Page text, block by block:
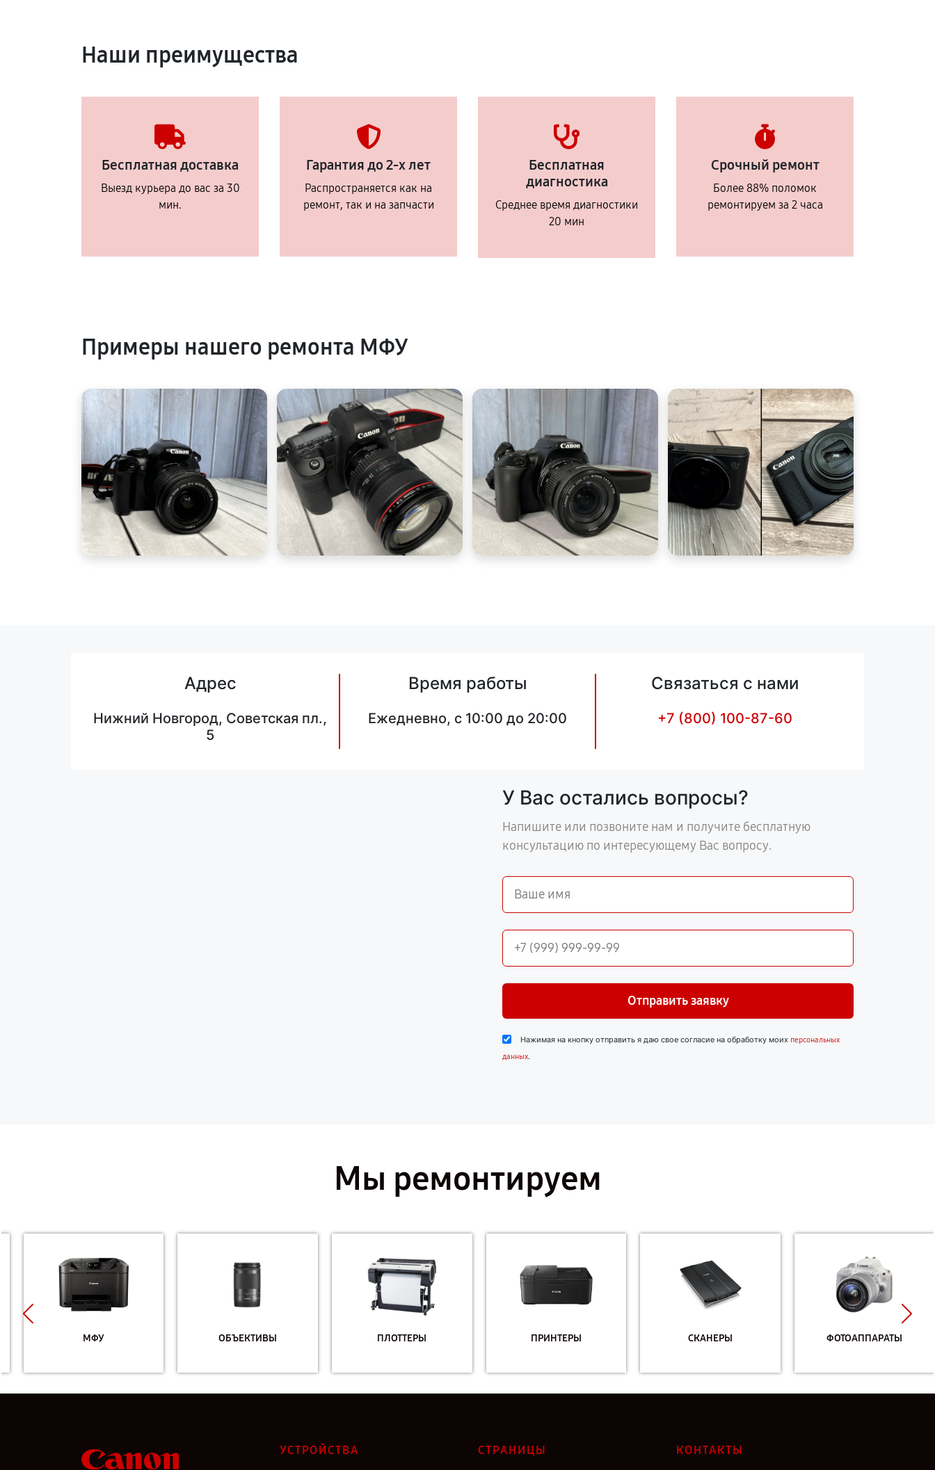
Наши преимущества
Бесплатная доставка
Выезд курьера до вас за 30
мин.
Гарантия до 2-х лет
Распространяется как на
ремонт, так и на запчасти
Бесплатная
диагностика
Среднее время диагностики
20 мин
Срочный ремонт
Более 88% поломок
ремонтируем за 2 часа
Примеры нашего ремонта МФУ
Адрес
Нижний Новгород, Советская пл.,
5
Время работы
Ежедневно, с 10:00 до 20:00
Связаться с нами
+7 (800) 100-87-60
У Вас остались вопросы?
Напишите или позвоните нам и получите бесплатную
консультацию по интересующему Вас вопросу.
Отправить заявку
Нажимая на кнопку отправить я даю свое согласие на обработку моих персональных
данных.
Мы ремонтируем
МФУ ОБЪЕКТИВЫ ПЛОТТЕРЫ ПРИНТЕРЫ СКАНЕРЫ ФОТОАППАРАТЫ
УСТРОЙСТВА СТРАНИЦЫ КОНТАКТЫ